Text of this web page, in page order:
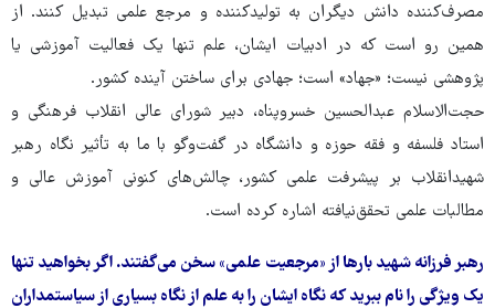
مصرف‌کننده دانش دیگران به تولیدکننده و مرجع علمی تبدیل کنند. از
همین رو است که در ادبیات ایشان، علم تنها یک فعالیت آموزشی یا
پژوهشی نیست؛ «جهاد» است؛ جهادی برای ساختن آینده کشور.
حجت‌الاسلام عبدالحسین خسروپناه، دبیر شورای عالی انقلاب فرهنگی و
استاد فلسفه و فقه حوزه و دانشگاه در گفت‌وگو با ما به تأثیر نگاه رهبر
شهیدانقلاب بر پیشرفت علمی کشور، چالش‌های کنونی آموزش عالی و
مطالبات علمی تحقق‌نیافته اشاره کرده است.
رهبر فرزانه شهید بارها از «مرجعیت علمی» سخن می‌گفتند. اگر بخواهید تنها
یک ویژگی را نام ببرید که نگاه ایشان را به علم از نگاه بسیاری از سیاستمداران